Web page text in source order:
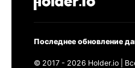
Последнее обновление
© 2017 - 2026 Holder.io |